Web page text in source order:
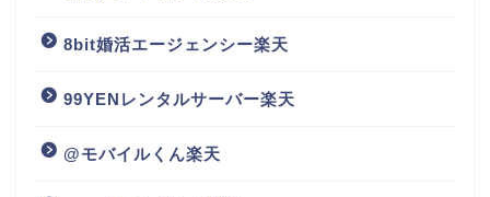
8bit婚活エージェンシー楽天
99YENレンタルサーバー楽天
@モバイルくん楽天